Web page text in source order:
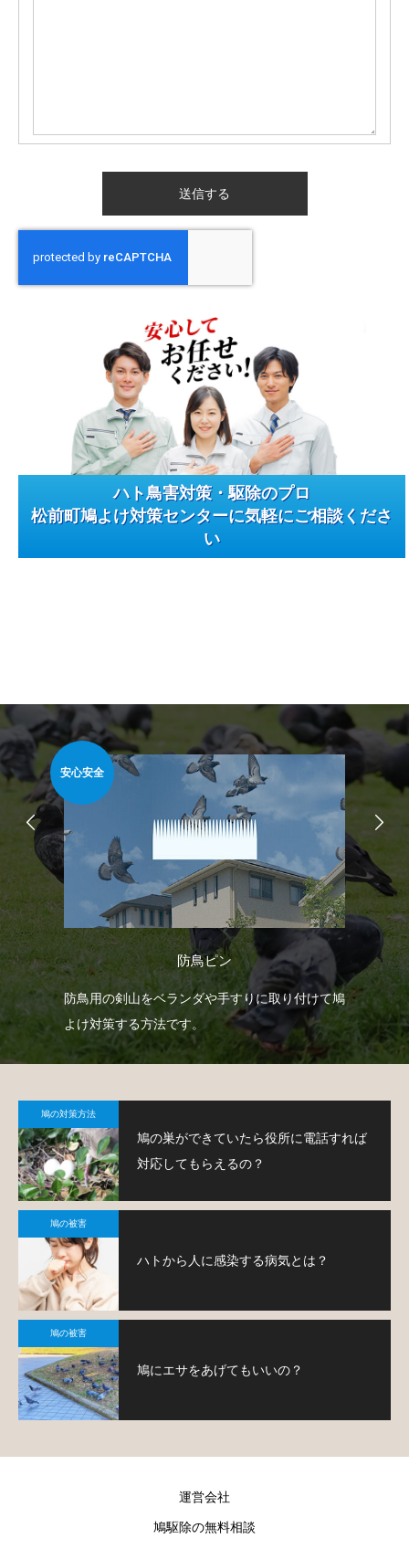
ハト鳥害対策・駆除のプロ
松前町鳩よけ対策センターに気軽にご相談くださ
い
安心安全
防鳥ピン
防鳥用の剣山をベランダや手すりに取り付けて鳩
よけ対策する方法です。
鳩の対策方法
鳩の巣ができていたら役所に電話すれば
対応してもらえるの？
鳩の被害
ハトから人に感染する病気とは？
鳩の被害
鳩にエサをあげてもいいの？
運営会社
鳩駆除の無料相談